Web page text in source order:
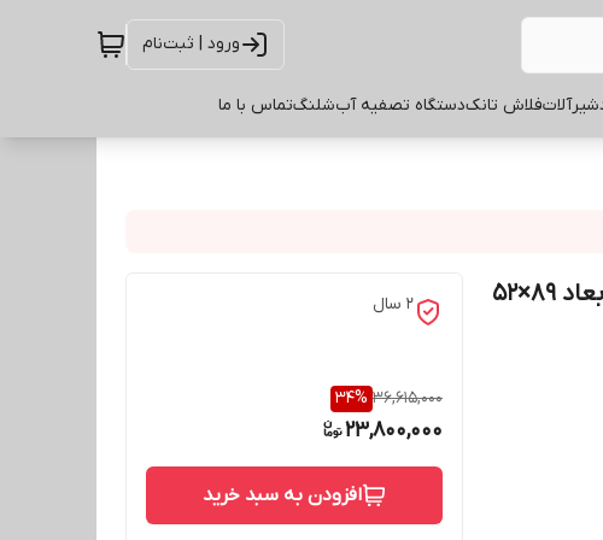
ورود | ثبت‌نام
شیرآلاتفلاش تانکدستگاه تصفیه آبشلنگتماس با ما
2 سال
36,615,000
34%
23,800,000
افزودن به سبد خرید